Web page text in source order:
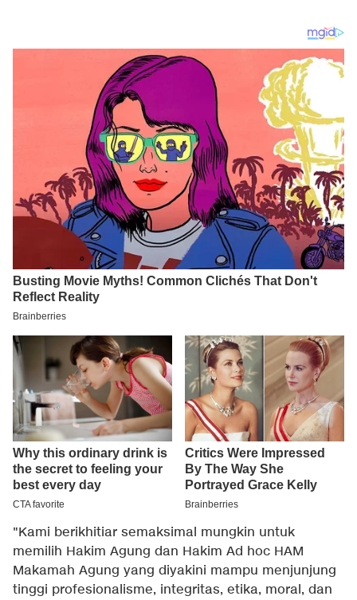
"Kami berikhitiar semaksimal mungkin untuk
memilih Hakim Agung dan Hakim Ad hoc HAM
Makamah Agung yang diyakini mampu menjunjung
tinggi profesionalisme, integritas, etika, moral, dan